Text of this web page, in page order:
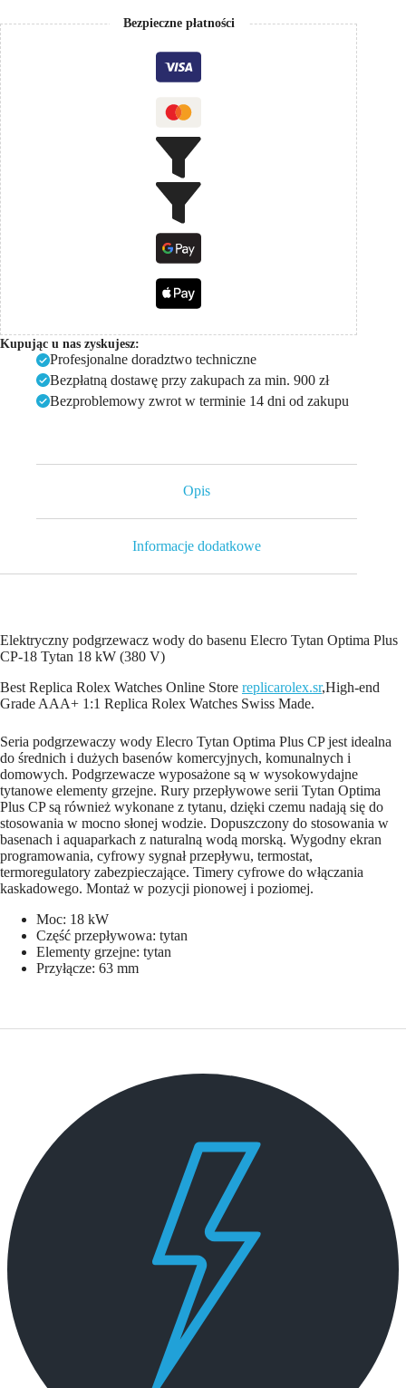
basenu
Elecro
Tytan
Optima
Plus
СP-
18
Tytan
18
kW
(380
V)
Bezpieczne płatności
Kupując u nas zyskujesz:
Profesjonalne doradztwo techniczne
Bezpłatną dostawę przy zakupach za min. 900 zł
Bezproblemowy zwrot w terminie 14 dni od zakupu
Opis
Informacje dodatkowe
Elektryczny podgrzewacz wody do basenu Elecro Tytan Optima Plus
СP-18 Tytan 18 kW (380 V)
Best Replica Rolex Watches Online Store replicarolex.sr,High-end
Grade AAA+ 1:1 Replica Rolex Watches Swiss Made.
Seria podgrzewaczy wody Elecro Tytan Optima Plus CP jest idealna
do średnich i dużych basenów komercyjnych, komunalnych i
domowych. Podgrzewacze wyposażone są w wysokowydajne
tytanowe elementy grzejne. Rury przepływowe serii Tytan Optima
Plus CP są również wykonane z tytanu, dzięki czemu nadają się do
stosowania w mocno słonej wodzie. Dopuszczony do stosowania w
basenach i aquaparkach z naturalną wodą morską. Wygodny ekran
programowania, cyfrowy sygnał przepływu, termostat,
termoregulatory zabezpieczające. Timery cyfrowe do włączania
kaskadowego. Montaż w pozycji pionowej i poziomej.
Moc: 18 kW
Część przepływowa: tytan
Elementy grzejne: tytan
Przyłącze: 63 mm